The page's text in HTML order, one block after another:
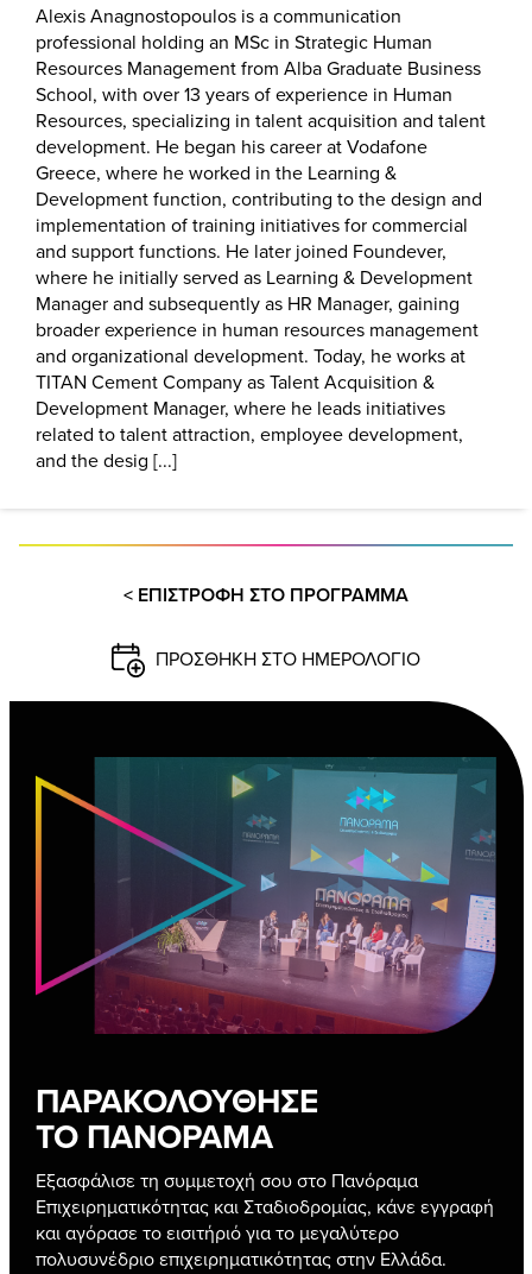
Alexis Anagnostopoulos is a communication
professional holding an MSc in Strategic Human
Resources Management from Alba Graduate Business
School, with over 13 years of experience in Human
Resources, specializing in talent acquisition and talent
development. He began his career at Vodafone
Greece, where he worked in the Learning &
Development function, contributing to the design and
implementation of training initiatives for commercial
and support functions. He later joined Foundever,
where he initially served as Learning & Development
Manager and subsequently as HR Manager, gaining
broader experience in human resources management
and organizational development. Today, he works at
TITAN Cement Company as Talent Acquisition &
Development Manager, where he leads initiatives
related to talent attraction, employee development,
and the desig [...]
< ΕΠΙΣΤΡΟΦΗ ΣΤΟ ΠΡΟΓΡΑΜΜΑ
ΠΡΟΣΘΗΚΗ ΣΤΟ ΗΜΕΡΟΛΟΓΙΟ
ΠΑΡΑΚΟΛΟΥΘΗΣΕ
ΤΟ ΠΑΝΟΡΑΜΑ
Εξασφάλισε τη συμμετοχή σου στο Πανόραμα
Επιχειρηματικότητας και Σταδιοδρομίας, κάνε εγγραφή
και αγόρασε το εισιτήριό για το μεγαλύτερο
πολυσυνέδριο επιχειρηματικότητας στην Ελλάδα.